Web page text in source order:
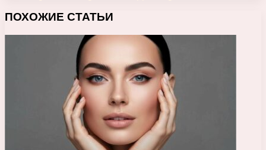
ПОХОЖИЕ СТАТЬИ